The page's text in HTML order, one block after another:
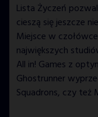
Lista Życzeń
cieszą się jeszcze
Miejsce w
największych
All in! Games z
Ghostrunner
Squadrons, czy też